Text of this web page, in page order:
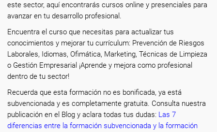
este sector, aquí encontrarás cursos online y presenciales para
avanzar en tu desarrollo profesional.
Encuentra el curso que necesitas para actualizar tus
conocimientos y mejorar tu currículum: Prevención de Riesgos
Laborales, Idiomas, Ofimática, Marketing, Técnicas de Limpieza
o Gestión Empresarial ¡Aprende y mejora como profesional
dentro de tu sector!
Recuerda que esta formación no es bonificada, ya está
subvencionada y es completamente gratuita. Consulta nuestra
publicación en el Blog y aclara todas tus dudas: Las 7
diferencias entre la formación subvencionada y la formación